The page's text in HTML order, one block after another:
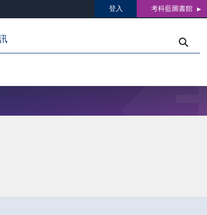
登入 考科藍圖書館